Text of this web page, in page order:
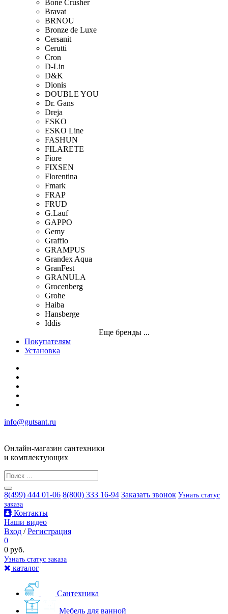
Bone Crusher
Bravat
BRNOU
Bronze de Luxe
Cersanit
Cerutti
Cron
D-Lin
D&K
Dionis
DOUBLE YOU
Dr. Gans
Dreja
ESKO
ESKO Line
FASHUN
FILARETE
Fiore
FIXSEN
Florentina
Fmark
FRAP
FRUD
G.Lauf
GAPPO
Gemy
Graffio
GRAMPUS
Grandex Aqua
GranFest
GRANULA
Grocenberg
Grohe
Haiba
Hansberge
Iddis
Еще бренды ...
Покупателям
Установка
info@gutsant.ru
Онлайн-магазин сантехники
и комплектующих
8(499) 444 01-06 8(800) 333 16-94 Заказать звонок Узнать статус
заказа
Контакты
Наши видео
Вход /Регистрация
0
0 руб.
Узнать статус заказа
каталог
Сантехника
Мебель для ванной